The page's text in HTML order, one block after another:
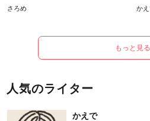
さろめ か
もっと見る
人気のライター
かえで